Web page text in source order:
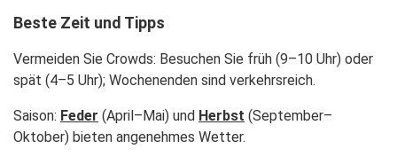
Beste Zeit und Tipps
Vermeiden Sie Crowds: Besuchen Sie früh (9–10 Uhr) oder
spät (4–5 Uhr); Wochenenden sind verkehrsreich.
Saison: Feder (April–Mai) und Herbst (September–
Oktober) bieten angenehmes Wetter.